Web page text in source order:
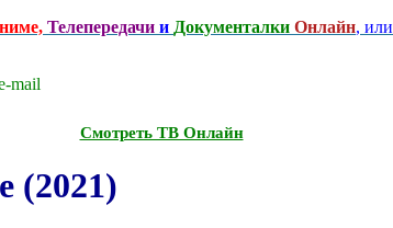
Телепередачи и Документалки Онлайн, или
mаil
Смотреть ТВ Онлайн
(2021)